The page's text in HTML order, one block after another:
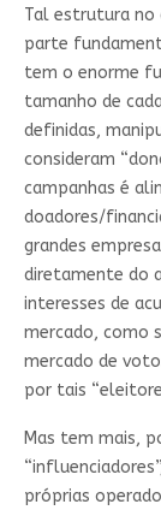
Tal estrutura no
parte
tem o enorme
tamanho de
definidas,
consideram
campanhas é
doadores/
grandes
diretamente do
interesses de
mercado, como
mercado de
por tais
Mas tem mais,
próprias